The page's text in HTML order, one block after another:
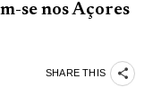
se nos Açores
SHARE THIS